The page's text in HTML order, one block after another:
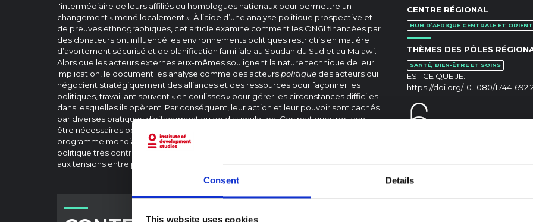
Consent Details
This website uses cookies
l'intermédiaire de leurs affiliés ou homologues nationaux pour permettre un
changement « mené localement ». À l’aide d’une analyse politique prospective et
de preuves ethnographiques, cet article examine comment les ONGI financées par
des donateurs ont influencé les environnements politiques restrictifs en matière
d’avortement sécurisé et de planification familiale au Soudan du Sud et au Malawi.
Alors que les acteurs externes eux-mêmes soulignent la nature technique de leur
implication, le document les analyse comme des acteurs politique des acteurs qui
négocient stratégiquement des alliances et des ressources pour façonner les
politiques, travaillant souvent « en coulisses » pour gérer les circonstances difficiles
dans lesquelles ils opèrent. Par conséquent, leur action et leur pouvoir sont cachés
par diverses pratiques d’effacement ou de dissimulation. Ces pratiques peuvent
être nécessaires pour rationaliser les tensions inhérentes à la mise en œuvre d’un
programme mondial dans le but d’induire un changement local dans un domaine
politique très controversé, mais elles risquent également d’inciter à la suspicion et
aux tensions entre pays étrangers.
CENTRE RÉGIONAL
HUB D’AFRIQUE CENTRALE ET
THÈMES DES PÔLES
SANTÉ, BIEN-ÊTRE ET SOINS
EST CE QUE JE:
https://doi.org/10.1080/